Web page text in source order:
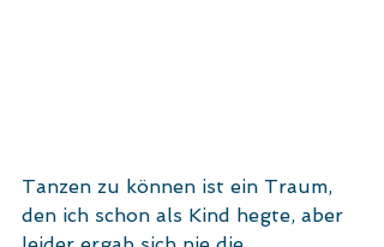
Tanzen zu können ist ein Traum,
den ich schon als Kind hegte, aber